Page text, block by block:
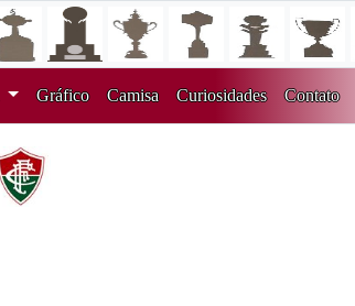
Gráfico Camisa Curiosidades Contato